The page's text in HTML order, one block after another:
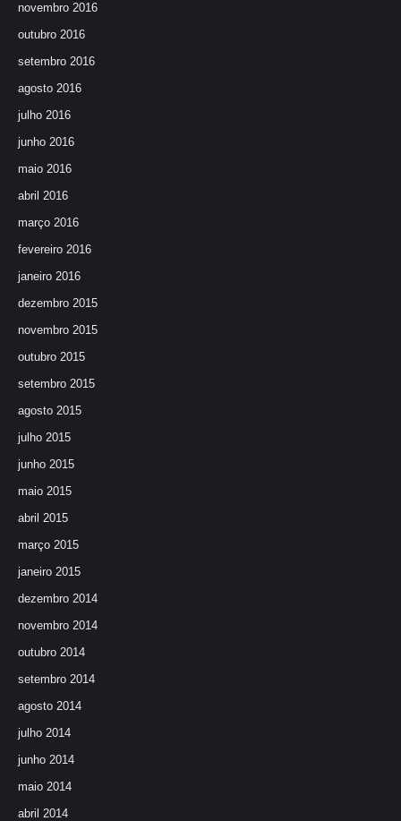
novembro 2016
outubro 2016
setembro 2016
agosto 2016
julho 2016
junho 2016
maio 2016
abril 2016
março 2016
fevereiro 2016
janeiro 2016
dezembro 2015
novembro 2015
outubro 2015
setembro 2015
agosto 2015
julho 2015
junho 2015
maio 2015
abril 2015
março 2015
janeiro 2015
dezembro 2014
novembro 2014
outubro 2014
setembro 2014
agosto 2014
julho 2014
junho 2014
maio 2014
abril 2014